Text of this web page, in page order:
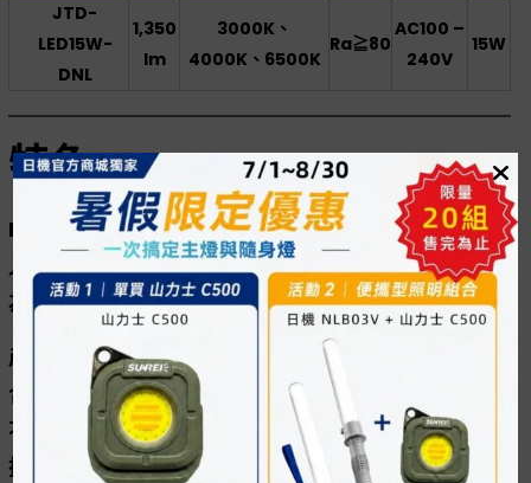
JTD-
LED15W-
DNL
1,350
lm
3000K、
4000K、6500K
Ra≧80
AC100 –
240V
15W
特色
NEWWIN LED 薄型崁燈採用內置型安定器，直接電壓輸
入，具備高亮度、高演色性（Ra≥80）與多色溫選擇，
為商業與居家照明提供穩定的照明解決方案。
產品擁有CNS與BSMI認證，搭配140°配光角設計，適
合商業空間、居家照明或公共設施使用。多種型號滿足
不同照明需求，品質可靠、安裝方便，室內照明的好選
擇。